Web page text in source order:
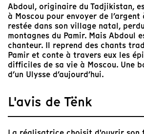
Abdoul, originaire du Tadjikistan,
à Moscou pour envoyer de
restée dans son village natal,
montagnes du Pamir. Mais Abdoul
chanteur. Il reprend des chants
Pamir et conte à travers eux les
difficiles de sa vie à Moscou. Une
d’un Ulysse d’aujourd’hui.
L'avis de Tënk